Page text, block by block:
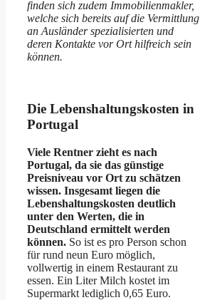
finden sich zudem Immobilienmakler,
welche sich bereits auf die Vermittlung
an Ausländer spezialisierten und
deren Kontakte vor Ort hilfreich sein
können.
Die Lebenshaltungskosten in
Portugal
Viele Rentner zieht es nach
Portugal, da sie das günstige
Preisniveau vor Ort zu schätzen
wissen. Insgesamt liegen die
Lebenshaltungskosten deutlich
unter den Werten, die in
Deutschland ermittelt werden
können. So ist es pro Person schon
für rund neun Euro möglich,
vollwertig in einem Restaurant zu
essen. Ein Liter Milch kostet im
Supermarkt lediglich 0,65 Euro.